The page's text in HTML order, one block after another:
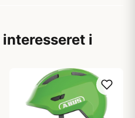
interesseret i